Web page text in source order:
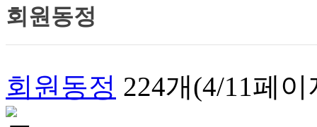
회원동정
회원동정 224개(4/11페이